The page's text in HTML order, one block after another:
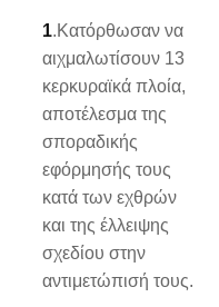
1.Κατόρθωσαν να
αιχμαλωτίσουν 13
κερκυραϊκά πλοία,
αποτέλεσμα της
σποραδικής
εφόρμησής τους
κατά των εχθρών
και της έλλειψης
σχεδίου στην
αντιμετώπισή τους.